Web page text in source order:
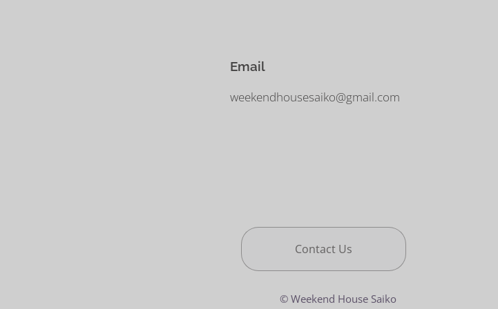
Email
weekendhousesaiko@gmail.com
Contact Us
© Weekend House Saiko